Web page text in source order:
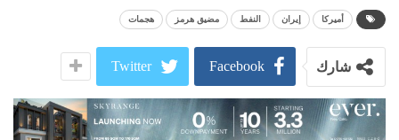
أميركا إيران النفط مضيق هرمز هجمات
شارك Facebook
Twitter